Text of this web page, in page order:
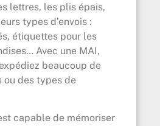
lettres, les plis épais,
types d’envois :
étiquettes pour les
Avec une MAI,
beaucoup de
des types de
capable de mémoriser